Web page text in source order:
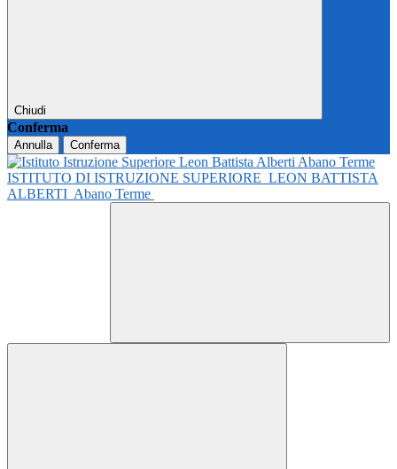
Chiudi
Conferma
Annulla Conferma
ISTITUTO DI ISTRUZIONE SUPERIORE LEON BATTISTA
ALBERTI Abano Terme